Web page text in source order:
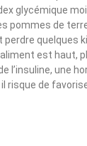
glycémique
pommes de
perdre quelques
aliment est haut,
l’insuline, une
risque de